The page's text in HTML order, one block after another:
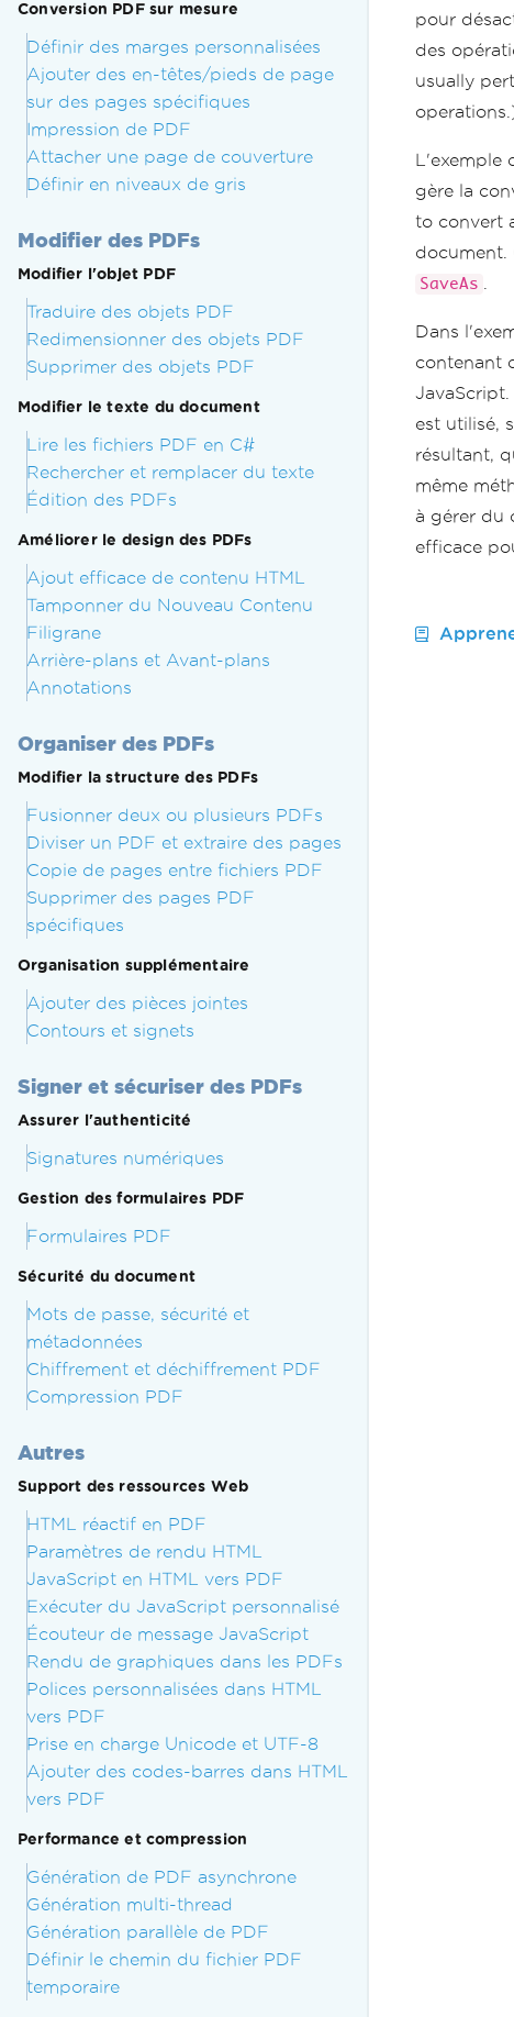
Conversion PDF sur mesure
Définir des marges personnalisées
Ajouter des en-têtes/pieds de page
sur des pages spécifiques
Impression de PDF
Attacher une page de couverture
Définir en niveaux de gris
Modifier des PDFs
Modifier l'objet PDF
Traduire des objets PDF
Redimensionner des objets PDF
Supprimer des objets PDF
Modifier le texte du document
Lire les fichiers PDF en C#
Rechercher et remplacer du texte
Édition des PDFs
Améliorer le design des PDFs
Ajout efficace de contenu HTML
Tamponner du Nouveau Contenu
Filigrane
Arrière-plans et Avant-plans
Annotations
Organiser des PDFs
Modifier la structure des PDFs
Fusionner deux ou plusieurs PDFs
Diviser un PDF et extraire des pages
Copie de pages entre fichiers PDF
Supprimer des pages PDF
spécifiques
Organisation supplémentaire
Ajouter des pièces jointes
Contours et signets
Signer et sécuriser des PDFs
Assurer l'authenticité
Signatures numériques
Gestion des formulaires PDF
Formulaires PDF
Sécurité du document
Mots de passe, sécurité et
métadonnées
Chiffrement et déchiffrement PDF
Compression PDF
Autres
Support des ressources Web
HTML réactif en PDF
Paramètres de rendu HTML
JavaScript en HTML vers PDF
Exécuter du JavaScript personnalisé
Écouteur de message JavaScript
Rendu de graphiques dans les PDFs
Polices personnalisées dans HTML
vers PDF
Prise en charge Unicode et UTF-8
Ajouter des codes-barres dans HTML
vers PDF
Performance et compression
Génération de PDF asynchrone
Génération multi-thread
Génération parallèle de PDF
Définir le chemin du fichier PDF
temporaire
pour
des
usually
L'exemple
gère la
to convert
document.
SaveAs
Dans
contenant
est utilisé,
résultant,
même
à gérer du
efficace